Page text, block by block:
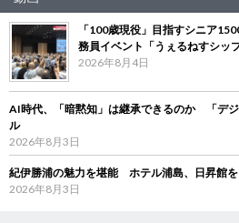
「100歳現役」目指すシニア
務員イベント「うぇるねすシップ
2026年8月4日
AI時代、「暗黙知」は継承できるのか 「デ
ル
2026年8月3日
紀伊勝浦の魅力を堪能 ホテル浦島、日昇館
2026年8月3日